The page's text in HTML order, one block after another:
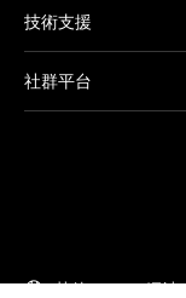
技術支援
社群平台
其他 Canon 網站